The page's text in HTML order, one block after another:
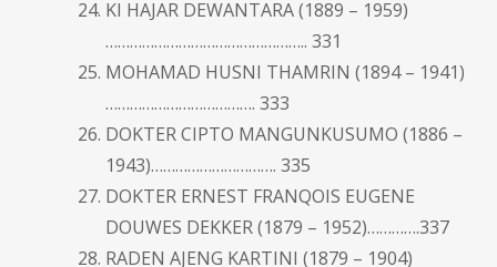
KI HAJAR DEWANTARA (1889 – 1959)
………………………………………….. 331
MOHAMAD HUSNI THAMRIN (1894 – 1941)
………………………………. 333
DOKTER CIPTO MANGUNKUSUMO (1886 –
1943)…………………………. 335
DOKTER ERNEST FRANQOIS EUGENE
DOUWES DEKKER (1879 – 1952)………….337
RADEN AJENG KARTINI (1879 – 1904)